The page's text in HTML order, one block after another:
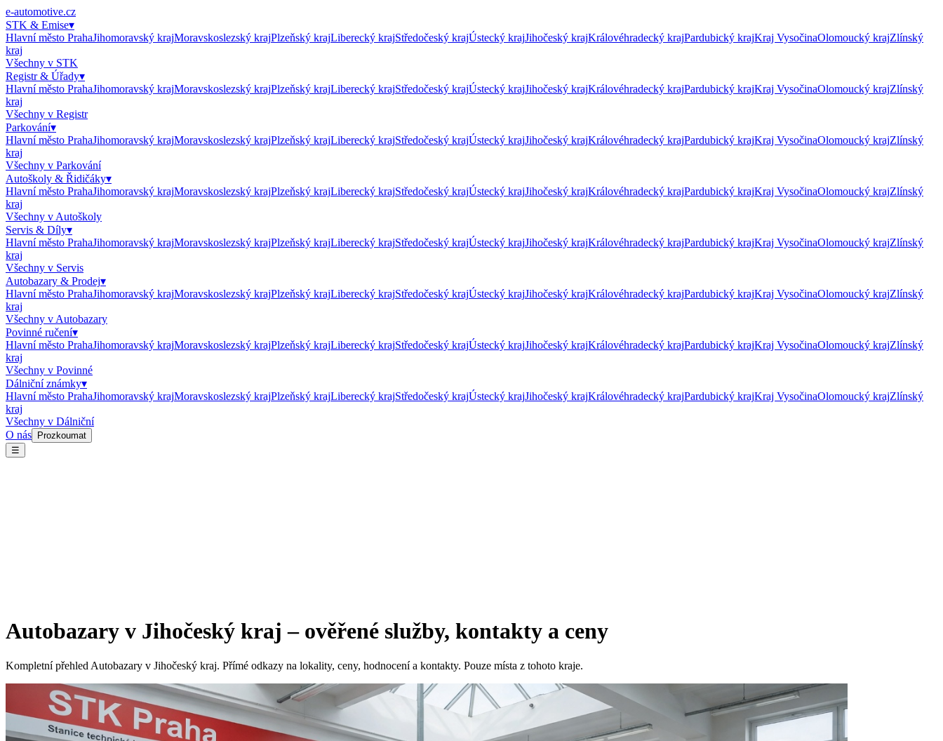
e-automotive.cz
STK & Emise▾
Hlavní město PrahaJihomoravský krajMoravskoslezský krajPlzeňský krajLiberecký krajStředočeský krajÚstecký krajJihočeský krajKrálovéhradecký krajPardubický krajKraj VysočinaOlomoucký krajZlínský
kraj
Všechny v STK
Registr & Úřady▾
Hlavní město PrahaJihomoravský krajMoravskoslezský krajPlzeňský krajLiberecký krajStředočeský krajÚstecký krajJihočeský krajKrálovéhradecký krajPardubický krajKraj VysočinaOlomoucký krajZlínský
kraj
Všechny v Registr
Parkování▾
Hlavní město PrahaJihomoravský krajMoravskoslezský krajPlzeňský krajLiberecký krajStředočeský krajÚstecký krajJihočeský krajKrálovéhradecký krajPardubický krajKraj VysočinaOlomoucký krajZlínský
kraj
Všechny v Parkování
Autoškoly & Řidičáky▾
Hlavní město PrahaJihomoravský krajMoravskoslezský krajPlzeňský krajLiberecký krajStředočeský krajÚstecký krajJihočeský krajKrálovéhradecký krajPardubický krajKraj VysočinaOlomoucký krajZlínský
kraj
Všechny v Autoškoly
Servis & Díly▾
Hlavní město PrahaJihomoravský krajMoravskoslezský krajPlzeňský krajLiberecký krajStředočeský krajÚstecký krajJihočeský krajKrálovéhradecký krajPardubický krajKraj VysočinaOlomoucký krajZlínský
kraj
Všechny v Servis
Autobazary & Prodej▾
Hlavní město PrahaJihomoravský krajMoravskoslezský krajPlzeňský krajLiberecký krajStředočeský krajÚstecký krajJihočeský krajKrálovéhradecký krajPardubický krajKraj VysočinaOlomoucký krajZlínský
kraj
Všechny v Autobazary
Povinné ručení▾
Hlavní město PrahaJihomoravský krajMoravskoslezský krajPlzeňský krajLiberecký krajStředočeský krajÚstecký krajJihočeský krajKrálovéhradecký krajPardubický krajKraj VysočinaOlomoucký krajZlínský
kraj
Všechny v Povinné
Dálniční známky▾
Hlavní město PrahaJihomoravský krajMoravskoslezský krajPlzeňský krajLiberecký krajStředočeský krajÚstecký krajJihočeský krajKrálovéhradecký krajPardubický krajKraj VysočinaOlomoucký krajZlínský
kraj
Všechny v Dálniční
O nás
Prozkoumat
☰
Autobazary v Jihočeský kraj – ověřené služby, kontakty a ceny
Kompletní přehled Autobazary v Jihočeský kraj. Přímé odkazy na lokality, ceny, hodnocení a kontakty. Pouze místa z tohoto kraje.